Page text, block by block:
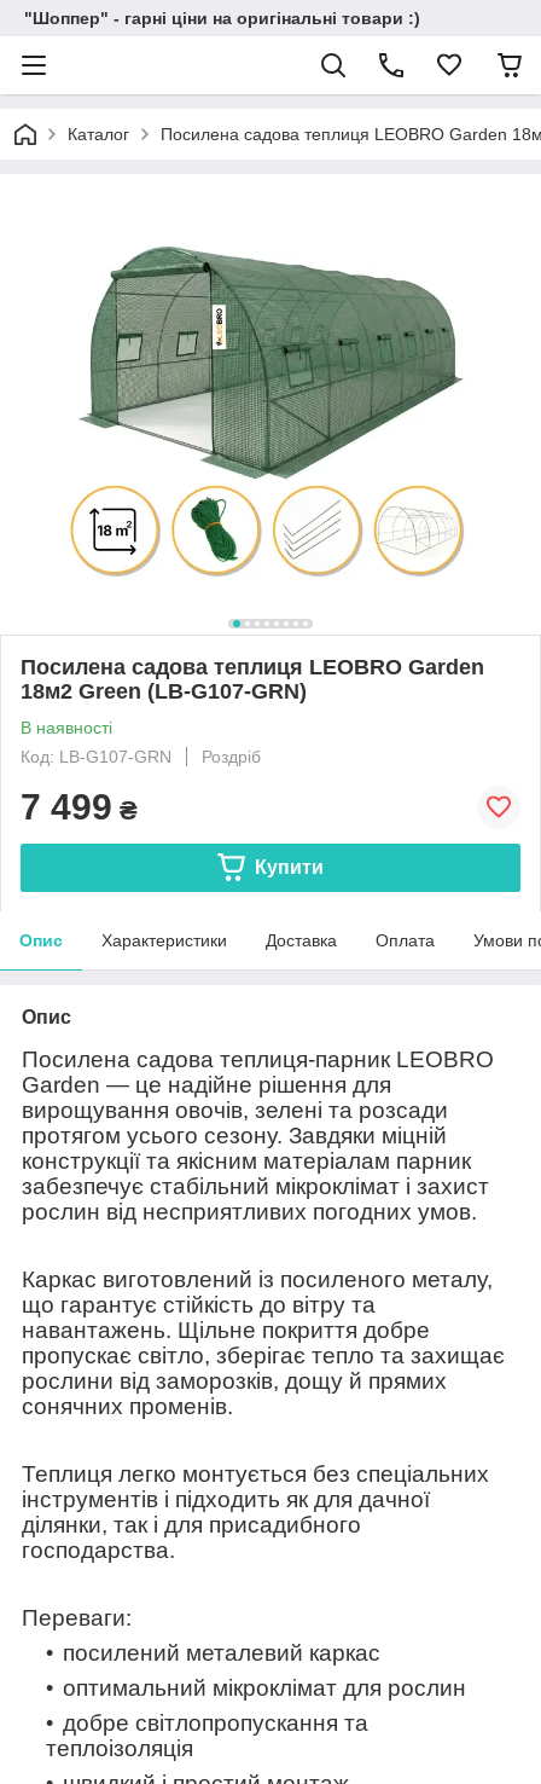
"Шоппер" - гарні ціни на оригінальні товари :)
Каталог Посилена садова теплиця LEOBRO Garden
Посилена садова теплиця LEOBRO Garden
18м2 Green (LB-G107-GRN)
В наявності
Код: LB-G107-GRN
Роздріб
7 499 ₴
Купити
Опис Характеристики Доставка Оплата Умови
Опис
Посилена садова теплиця-парник LEOBRO
Garden — це надійне рішення для
вирощування овочів, зелені та розсади
протягом усього сезону. Завдяки міцній
конструкції та якісним матеріалам парник
забезпечує стабільний мікроклімат і захист
рослин від несприятливих погодних умов.
Каркас виготовлений із посиленого металу,
що гарантує стійкість до вітру та
навантажень. Щільне покриття добре
пропускає світло, зберігає тепло та захищає
рослини від заморозків, дощу й прямих
сонячних променів.
Теплиця легко монтується без спеціальних
інструментів і підходить як для дачної
ділянки, так і для присадибного
господарства.
Переваги:
посилений металевий каркас
оптимальний мікроклімат для рослин
добре світлопропускання та
теплоізоляція